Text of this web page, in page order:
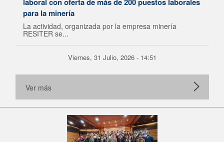
para la minería
La actividad, organizada por la empresa minería
RESITER se...
Viernes, 31 Julio, 2026 - 14:51
Ver más